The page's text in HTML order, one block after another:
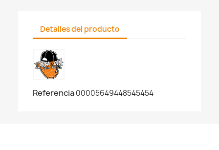
Detalles del producto
Referencia00005649448545454